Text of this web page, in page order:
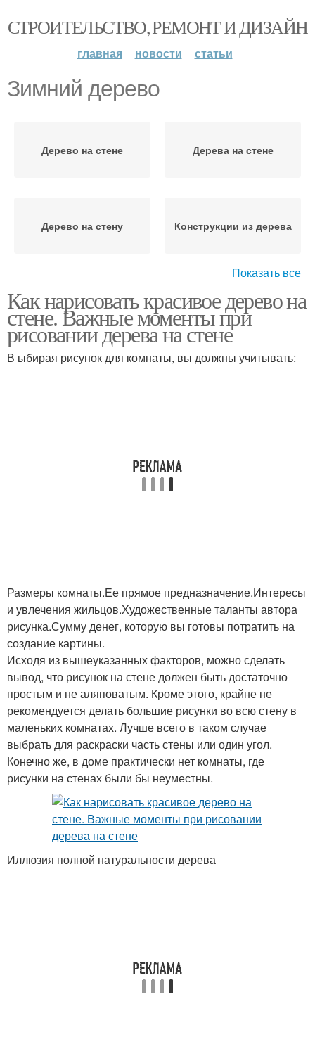
СТРОИТЕЛЬСТВО, РЕМОНТ И ДИЗАЙН
главная новости статьи
Зимний дерево
Дерево на стене Дерева на стене
Дерево на стену Конструкции из дерева
Объемное дерево Дерево без листьев
Показать все
Как нарисовать красивое дерево на
стене. Важные моменты при
рисовании дерева на стене
В ыбирая рисунок для комнаты, вы должны учитывать:
Размеры комнаты.Ее прямое предназначение.Интересы
и увлечения жильцов.Художественные таланты автора
рисунка.Сумму денег, которую вы готовы потратить на
создание картины.
Исходя из вышеуказанных факторов, можно сделать
вывод, что рисунок на стене должен быть достаточно
простым и не аляповатым. Кроме этого, крайне не
рекомендуется делать большие рисунки во всю стену в
маленьких комнатах. Лучше всего в таком случае
выбрать для раскраски часть стены или один угол.
Конечно же, в доме практически нет комнаты, где
рисунки на стенах были бы неуместны.
Иллюзия полной натуральности дерева